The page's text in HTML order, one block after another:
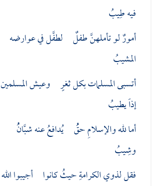
فيه طِيبُ
أمورٌ لو تأملهنَّ طفلٌ لطفَّل في عوارضه
المشيبُ
أتسبى المسلمات بكل ثغرٍ وعيش المسلمين
إذاً يطيبُ
أما لله والإسلامِ حقُُ يُدافعُ عنه شبَّانُُ
وشِيبُ
فقل لذوي الكرامةِ حيثُ كانوا أجيبوا الله